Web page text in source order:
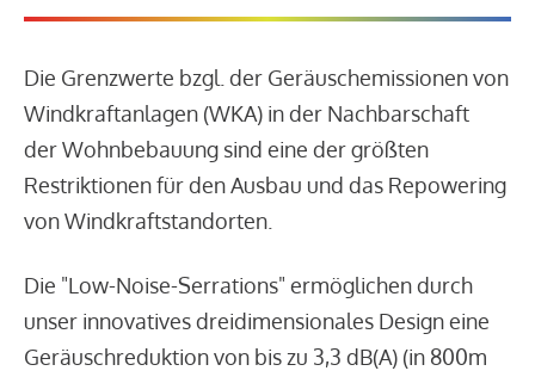
Die Grenzwerte bzgl. der Geräuschemissionen von
Windkraftanlagen (WKA) in der Nachbarschaft
der Wohnbebauung sind eine der größten
Restriktionen für den Ausbau und das Repowering
von Windkraftstandorten.
Die "Low-Noise-Serrations" ermöglichen durch
unser innovatives dreidimensionales Design eine
Geräuschreduktion von bis zu 3,3 dB(A) (in 800m